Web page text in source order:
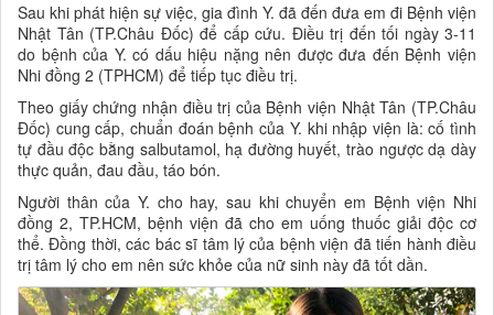
Sau khi phát hiện sự việc, gia đình Y. đã đến đưa em đi Bệnh viện
Nhật Tân (TP.Châu Đốc) để cấp cứu. Điều trị đến tối ngày 3-11
do bệnh của Y. có dấu hiệu nặng nên được đưa đến Bệnh viện
Nhi đồng 2 (TPHCM) để tiếp tục điều trị.
Theo giấy chứng nhận điều trị của Bệnh viện Nhật Tân (TP.Châu
Đốc) cung cấp, chuẩn đoán bệnh của Y. khi nhập viện là: cố tình
tự đầu độc bằng salbutamol, hạ đường huyết, trào ngược dạ dày
thực quản, đau đầu, táo bón.
Người thân của Y. cho hay, sau khi chuyển em Bệnh viện Nhi
đồng 2, TP.HCM, bệnh viện đã cho em uống thuốc giải độc cơ
thể. Đồng thời, các bác sĩ tâm lý của bệnh viện đã tiến hành điều
trị tâm lý cho em nên sức khỏe của nữ sinh này đã tốt dần.